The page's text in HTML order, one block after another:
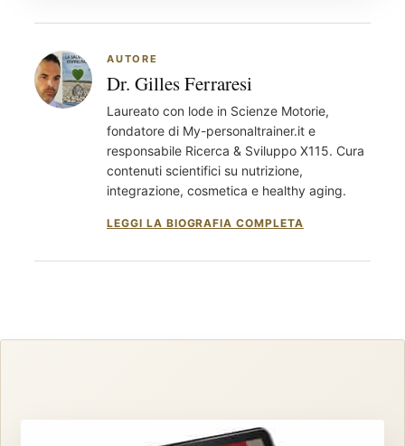
AUTORE
Dr. Gilles Ferraresi
Laureato con lode in Scienze Motorie,
fondatore di My-personaltrainer.it e
responsabile Ricerca & Sviluppo X115. Cura
contenuti scientifici su nutrizione,
integrazione, cosmetica e healthy aging.
LEGGI LA BIOGRAFIA COMPLETA